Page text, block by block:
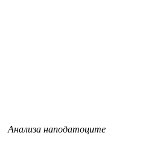
Анализа наподатоците